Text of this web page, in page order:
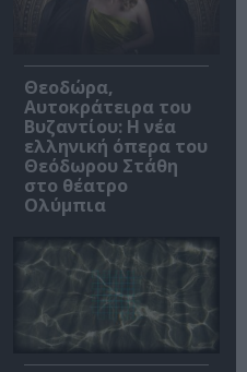
Θεοδώρα,
Αυτοκράτειρα του
Βυζαντίου: Η νέα
ελληνική όπερα του
Θεόδωρου Στάθη
στο θέατρο
Ολύμπια